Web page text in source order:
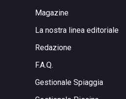
Magazine
La nostra linea editoriale
Redazione
F.A.Q.
Gestionale Spiaggia